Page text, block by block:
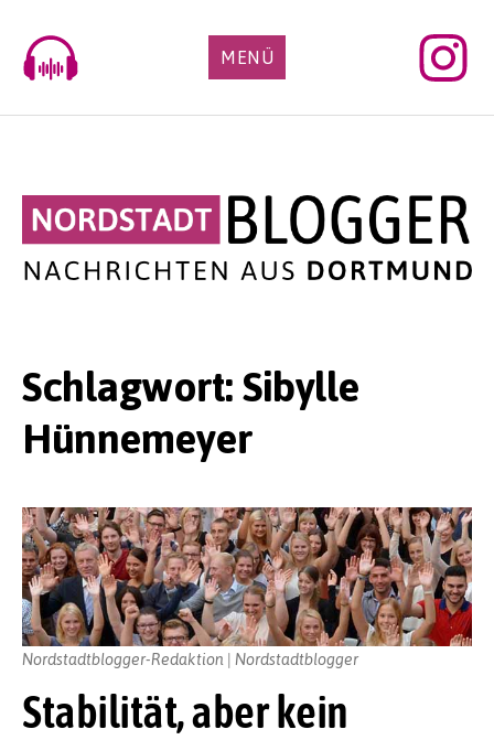
content
MENÜ
Schlagwort:Sibylle
Hünnemeyer
Stabilität, aber kein
Nordstadtblogger-Redaktion | Nordstadtblogger